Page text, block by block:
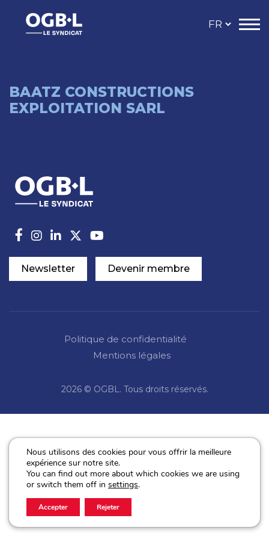
BAATZ CONSTRUCTIONS
EXPLOITATION SARL
Newsletter Devenir membre
Politique de confidentialité
Mentions légales
2026 © OGBL. Tous droits réservés.
Nous utilisons des cookies pour vous offrir la meilleure
expérience sur notre site.
You can find out more about which cookies we are using
or switch them off in settings.
Accepter Rejeter